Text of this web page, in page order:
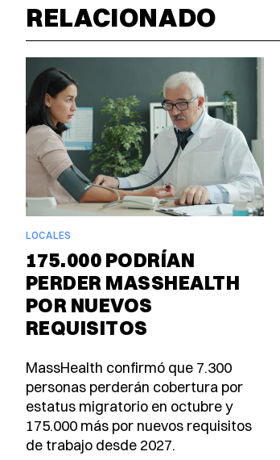
RELACIONADO
LOCALES
175.000 PODRÍAN
PERDER MASSHEALTH
POR NUEVOS
REQUISITOS
MassHealth confirmó que 7.300
personas perderán cobertura por
estatus migratorio en octubre y
175.000 más por nuevos requisitos
de trabajo desde 2027.